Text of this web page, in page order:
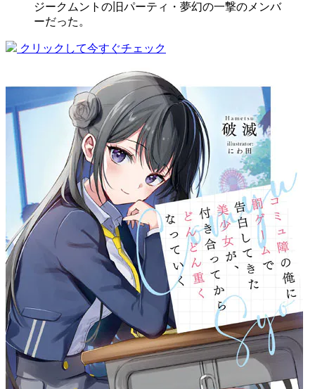
ジークムントの旧パーティ・夢幻の一撃のメンバ
ーだった。
クリックして今すぐチェック